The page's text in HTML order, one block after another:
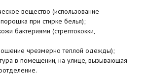
вещество (использование
при стирке белья);
бактериями (стрептококки,
чрезмерно теплой одежды);
в помещении, на улице, вызывающая